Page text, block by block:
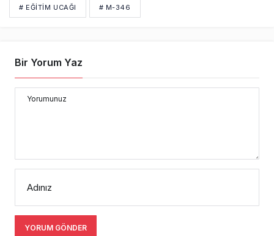
# EĞITIM UCAĞI # M-346
Bir Yorum Yaz
Yorumunuz
Adınız
YORUM GÖNDER